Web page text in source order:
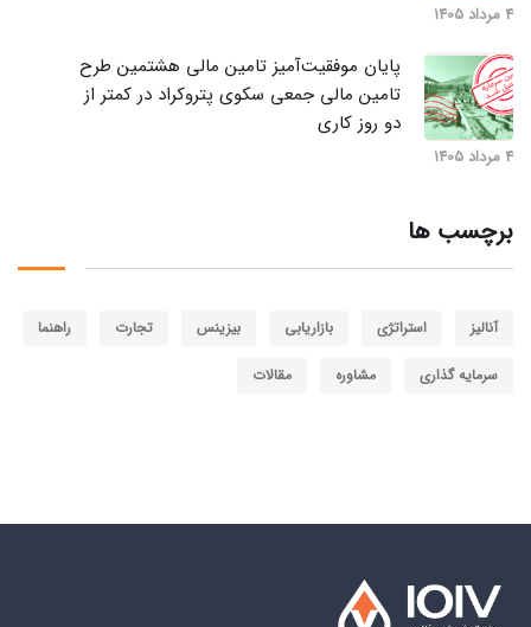
4 مرداد 1405
پایان موفقیت‌آمیز تامین مالی هشتمین طرح
تامین مالی جمعی سکوی پتروکراد در کمتر از
دو روز کاری
4 مرداد 1405
برچسب ها
آنالیز استراتژی بازاریابی بیزینس تجارت راهنما
سرمایه گذاری مشاوره مقالات